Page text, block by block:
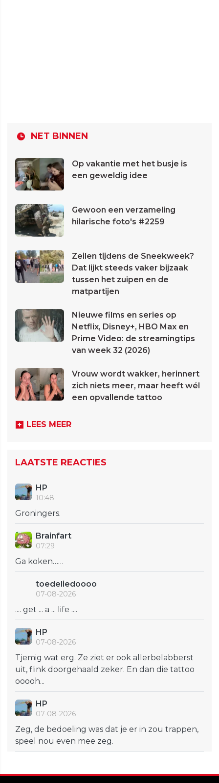
NET BINNEN
Op vakantie met het busje is
een geweldig idee
Gewoon een verzameling
hilarische foto's #2259
Zeilen tijdens de Sneekweek?
Dat lijkt steeds vaker bijzaak
tussen het zuipen en de
matpartijen
Nieuwe films en series op
Netflix, Disney+, HBO Max en
Prime Video: de streamingtips
van week 32 (2026)
Vrouw wordt wakker, herinnert
zich niets meer, maar heeft wél
een opvallende tattoo
LEES MEER
LAATSTE REACTIES
HP
10:48
Groningers.
Brainfart
07:29
Ga koken……
toedeliedoooo
07-08-2026
.... get ... a ... life ....
HP
07-08-2026
Tjemig wat erg. Ze ziet er ook allerbelabberst
uit, flink doorgehaald zeker. En dan die tattoo
ooooh...
HP
07-08-2026
Zeg, de bedoeling was dat je er in zou trappen,
speel nou even mee zeg.